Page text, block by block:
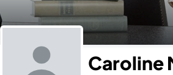
Caroline